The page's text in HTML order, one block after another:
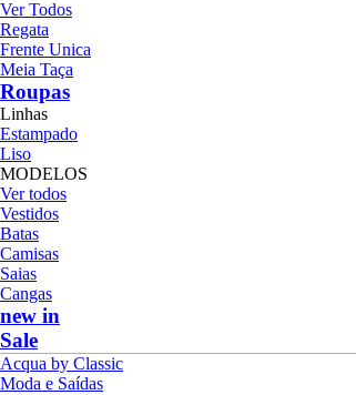
Ver Todos
Regata
Frente Unica
Meia Taça
Roupas
Linhas
Estampado
Liso
MODELOS
Ver todos
Vestidos
Batas
Camisas
Saias
Cangas
new in
Sale
Acqua by Classic
Moda e Saídas